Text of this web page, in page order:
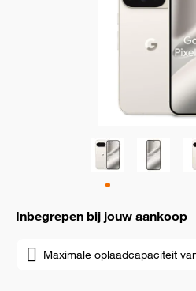
Inbegrepen bij jouw aankoop
Maximale oplaadcapaciteit